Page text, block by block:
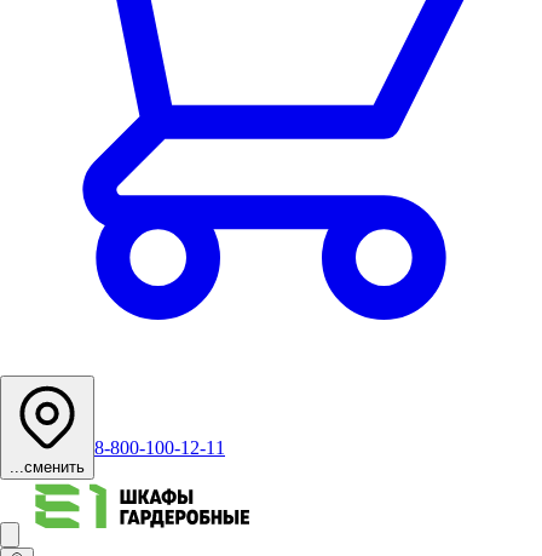
...сменить
8-800-100-12-11